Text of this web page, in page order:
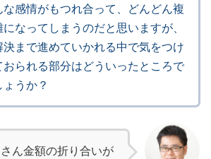
な感情がもつれ合って、どんどん複
になってしまうのだと思いますが、
決まで進めていかれる中で気をつけ
おられる部分はどういったところで
ょうか？
ん金額の折り合いが